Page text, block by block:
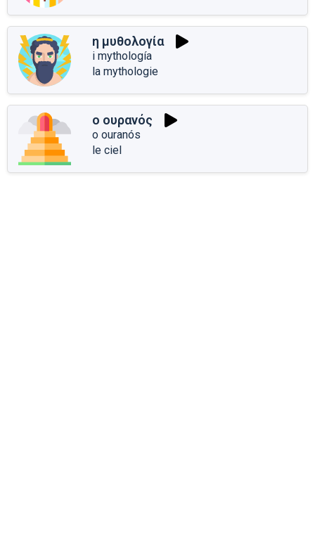
η μυθολογία
i mythología
la mythologie
ο ουρανός
o ouranós
le ciel